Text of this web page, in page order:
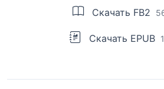
Скачать FB2
Скачать EPUB